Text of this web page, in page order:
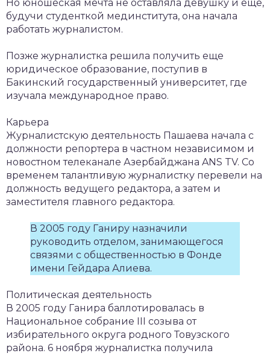
Но юношеская мечта не оставляла девушку и еще,
будучи студенткой мединститута, она начала
работать журналистом.
Позже журналистка решила получить еще
юридическое образование, поступив в
Бакинский государственный университет, где
изучала международное право.
Карьера
Журналистскую деятельность Пашаева начала с
должности репортера в частном независимом и
новостном телеканале Азербайджана ANS TV. Со
временем талантливую журналистку перевели на
должность ведущего редактора, а затем и
заместителя главного редактора.
В 2005 году Ганиру назначили
руководить отделом, занимающегося
связями с общественностью в Фонде
имени Гейдара Алиева.
Политическая деятельность
В 2005 году Ганира баллотировалась в
Национальное собрание III созыва от
избирательного округа родного Товузского
района. 6 ноября журналистка получила